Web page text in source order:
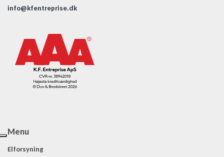
info@kfentreprise.dk
Menu
Elforsyning